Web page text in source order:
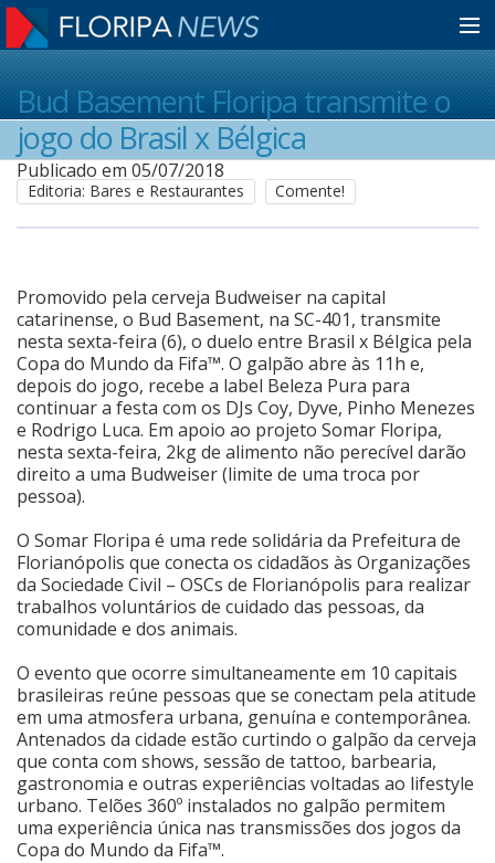
Home
Notícias
Colunistas
Classificados
Guia de Serviços
Anuncie
Cinema
Agenda Cultural
Anuncie
Fale Conosco
Bud Basement Floripa transmite o
jogo do Brasil x Bélgica
Publicado em 05/07/2018
Editoria: Bares e Restaurantes Comente!
Promovido pela cerveja Budweiser na capital
catarinense, o Bud Basement, na SC-401, transmite
nesta sexta-feira (6), o duelo entre Brasil x Bélgica pela
Copa do Mundo da Fifa™. O galpão abre às 11h e,
depois do jogo, recebe a label Beleza Pura para
continuar a festa com os DJs Coy, Dyve, Pinho Menezes
e Rodrigo Luca. Em apoio ao projeto Somar Floripa,
nesta sexta-feira, 2kg de alimento não perecível darão
direito a uma Budweiser (limite de uma troca por
pessoa).
O Somar Floripa é uma rede solidária da Prefeitura de
Florianópolis que conecta os cidadãos às Organizações
da Sociedade Civil – OSCs de Florianópolis para realizar
trabalhos voluntários de cuidado das pessoas, da
comunidade e dos animais.
O evento que ocorre simultaneamente em 10 capitais
brasileiras reúne pessoas que se conectam pela atitude
em uma atmosfera urbana, genuína e contemporânea.
Antenados da cidade estão curtindo o galpão da cerveja
que conta com shows, sessão de tattoo, barbearia,
gastronomia e outras experiências voltadas ao lifestyle
urbano. Telões 360º instalados no galpão permitem
uma experiência única nas transmissões dos jogos da
Copa do Mundo da Fifa™.